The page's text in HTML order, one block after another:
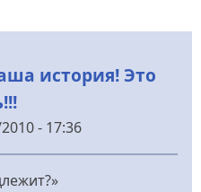
история! Это
- 17:36